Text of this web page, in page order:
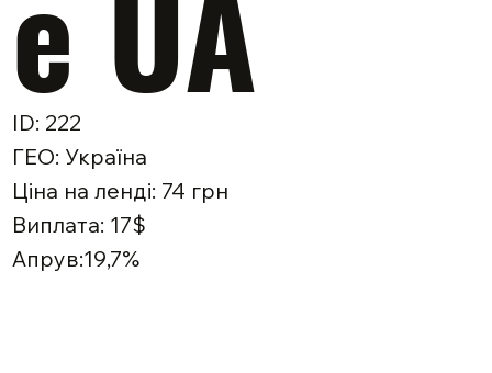
ID: 222
ГЕО: Україна
Ціна на ленді: 74 грн
Виплата: 17$
Апрув:19,7%